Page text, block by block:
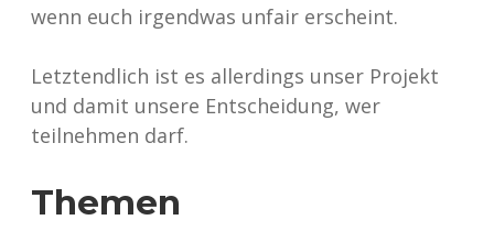
wenn euch irgendwas unfair erscheint.
Letztendlich ist es allerdings unser Projekt
und damit unsere Entscheidung, wer
teilnehmen darf.
Themen